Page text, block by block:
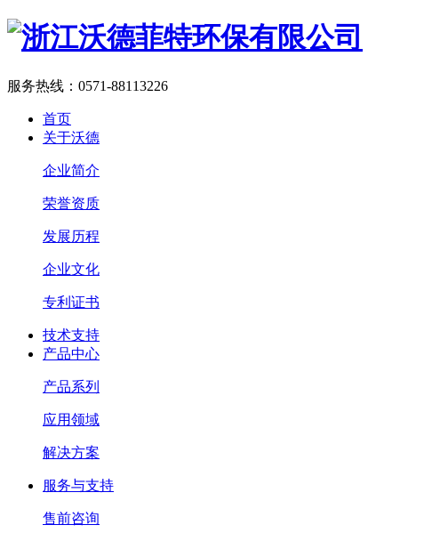
服务热线： 0571-88113226
首页
关于沃德
企业简介
荣誉资质
发展历程
企业文化
专利证书
技术支持
产品中心
产品系列
应用领域
解决方案
服务与支持
售前咨询